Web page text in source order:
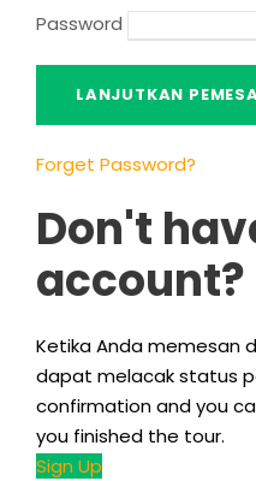
Password
Forget Password?
Don't
account
Ketika Anda memesan
dapat melacak status
confirmation and you
you finished the tour.
Sign Up